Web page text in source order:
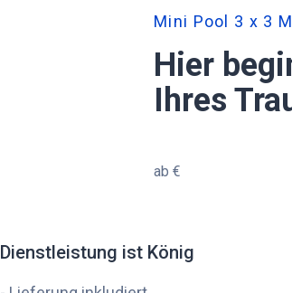
Mini Pool 3 x 3
Hier
Ihres
ab €
Dienstleistung ist König